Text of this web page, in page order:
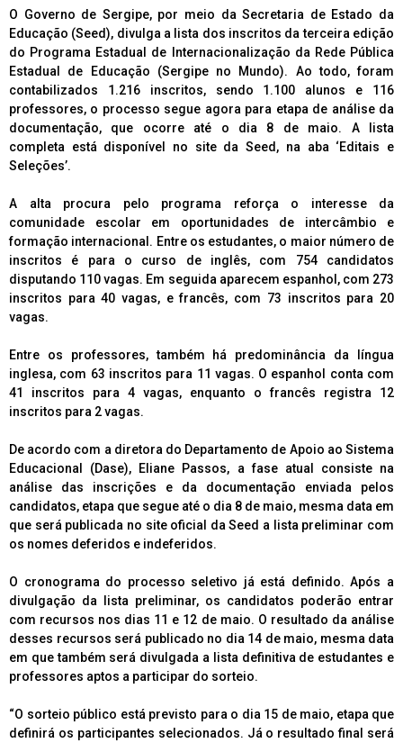
O Governo de Sergipe, por meio da Secretaria de Estado da
Educação (Seed), divulga a lista dos inscritos da terceira edição
do Programa Estadual de Internacionalização da Rede Pública
Estadual de Educação (Sergipe no Mundo). Ao todo, foram
contabilizados 1.216 inscritos, sendo 1.100 alunos e 116
professores, o processo segue agora para etapa de análise da
documentação, que ocorre até o dia 8 de maio. A lista
completa está disponível no site da Seed, na aba ‘Editais e
Seleções’.
A alta procura pelo programa reforça o interesse da
comunidade escolar em oportunidades de intercâmbio e
formação internacional. Entre os estudantes, o maior número de
inscritos é para o curso de inglês, com 754 candidatos
disputando 110 vagas. Em seguida aparecem espanhol, com 273
inscritos para 40 vagas, e francês, com 73 inscritos para 20
vagas.
Entre os professores, também há predominância da língua
inglesa, com 63 inscritos para 11 vagas. O espanhol conta com
41 inscritos para 4 vagas, enquanto o francês registra 12
inscritos para 2 vagas.
De acordo com a diretora do Departamento de Apoio ao Sistema
Educacional (Dase), Eliane Passos, a fase atual consiste na
análise das inscrições e da documentação enviada pelos
candidatos, etapa que segue até o dia 8 de maio, mesma data em
que será publicada no site oficial da Seed a lista preliminar com
os nomes deferidos e indeferidos.
O cronograma do processo seletivo já está definido. Após a
divulgação da lista preliminar, os candidatos poderão entrar
com recursos nos dias 11 e 12 de maio. O resultado da análise
desses recursos será publicado no dia 14 de maio, mesma data
em que também será divulgada a lista definitiva de estudantes e
professores aptos a participar do sorteio.
“O sorteio público está previsto para o dia 15 de maio, etapa que
definirá os participantes selecionados. Já o resultado final será